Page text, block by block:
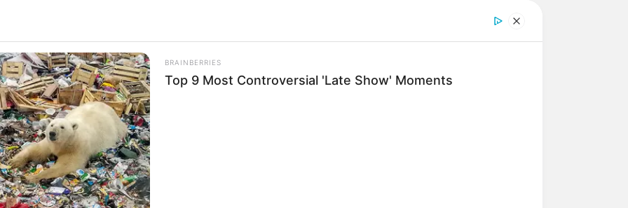
an dem 14 km langen Ruppiner See liegende Kleinstadt mit ihren zahlreichen Bade- und
beliebtes Ausflugs- und Urlaubsziel. Doch nicht nur dem längsten See Brandenburgs hat die
sondern auch dem Stadtbild und der hier angrenzenden waldreichen Hügellandschaft mit
Seen. Neuruppin grenzt an einen durch
Mecklenburg
und Brandenburg führenden
als Ruppiner Schweiz bezeichnet wird. Die Landschaft ist sehr naturbelassen und lädt zum
ein. So wundert es auch nicht, dass große Teile der Umgebung unter Naturschutz
der seit 2001 verstärkt unter Schutz gestellte Naturpark Stechlin-Ruppiner Land. Er reicht bis
Rheinsberg.
hat viel zu bieten. Neuruppin gilt als ein Musterbeispiel klassizistischen Städtebaus. Mehrere
18. und 19. Jahrhundert verzieren die Straßen und Plätze. Ebenso hat das Mittelalter einige
BRAINBERRIES
Top 9 Most Controversial 'Late Show' Moments